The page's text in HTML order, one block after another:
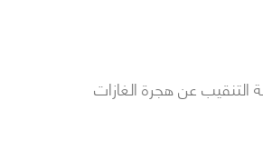
التنقيب عن هجرة الغازات